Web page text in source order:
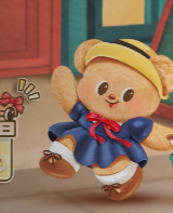
揪好友辦星
加倍星動